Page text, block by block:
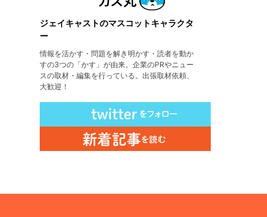
ジェイキャストのマスコットキャラクタ
ー
情報を活かす・問題を解き明かす・読者を動か
すの3つの「かす」が由来。企業のPRやニュー
スの取材・編集を行っている。出張取材依頼、
大歓迎！